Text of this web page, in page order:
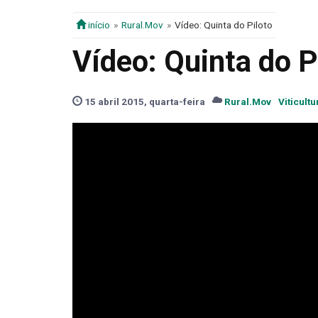
início Rural.Mov Vídeo: Quinta do Piloto
Vídeo: Quinta do
15 abril 2015, quarta-feira Rural.Mov